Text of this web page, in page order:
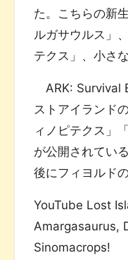
た。こちらの新
ルガサウルス」
テクス」、小さ
ARK: Survival
ストアイランド
ィノピテクス」
が公開されてい
後にフィヨルド
YouTube Lost
Amargasaurus,
Sinomacrops!